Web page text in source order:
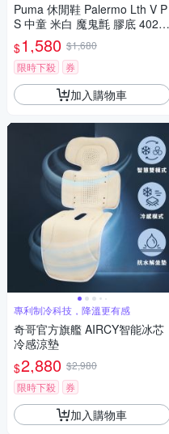
Puma 休閒鞋 Palermo Lth V P
S 中童 米白 魔鬼氈 膠底 4020
03-01
$1,580 $1,680
限時下殺
券
加入購物車
專利制冷科技，降溫更有感
奇哥官方旗艦 AIRCY智能冰芯
冷感涼墊
$2,880 $2,980
限時下殺
券
加入購物車